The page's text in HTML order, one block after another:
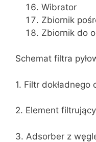
Wibrator
Zbiornik
Zbiornik do
Schemat filtra
1. Filtr dokładnego
2. Element filtrujący
3. Adsorber z